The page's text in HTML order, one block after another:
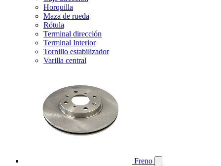
Horquilla
Maza de rueda
Rótula
Terminal dirección
Terminal Interior
Tornillo estabilizador
Varilla central
Freno